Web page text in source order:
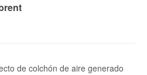
de colchón de aire generado